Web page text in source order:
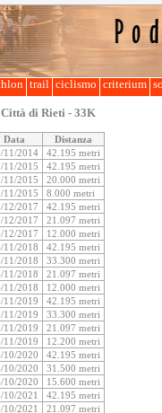
trail ciclismo criterium
di Rieti - 33K
Data
Distanza
11/2014
42.195 metri
11/2015
42.195 metri
11/2015
20.000 metri
11/2015
8.000 metri
12/2017
42.195 metri
12/2017
21.097 metri
12/2017
12.000 metri
11/2018
42.195 metri
11/2018
33.300 metri
11/2018
21.097 metri
11/2018
12.000 metri
11/2019
42.195 metri
11/2019
33.300 metri
11/2019
21.097 metri
11/2019
12.200 metri
10/2020
42.195 metri
10/2020
31.500 metri
10/2020
15.600 metri
10/2021
42.195 metri
10/2021
21.097 metri